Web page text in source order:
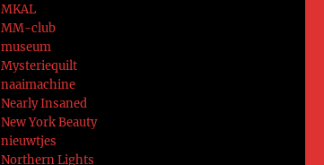
MKAL
MM-club
museum
Mysteriequilt
naaimachine
Nearly Insaned
New York Beauty
nieuwtjes
Northern Lights